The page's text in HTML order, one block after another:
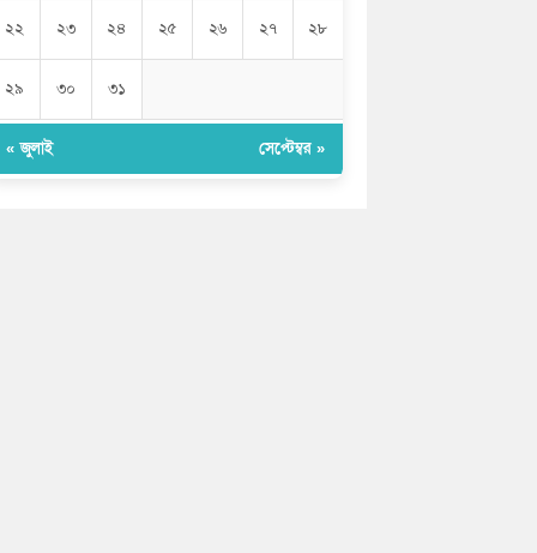
২২ ২৩ ২৪ ২৫ ২৬ ২৭ ২৮
২৯ ৩০ ৩১
« জুলাই সেপ্টেম্বর »